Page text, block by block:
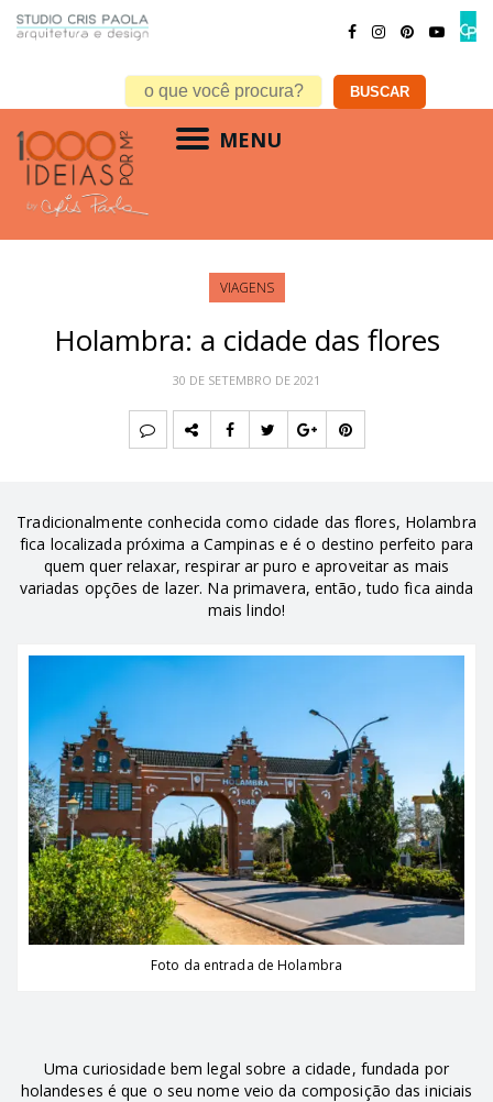
MENU
VIAGENS
Holambra: a cidade das flores
30 DE SETEMBRO DE 2021
Tradicionalmente conhecida como cidade das flores, Holambra
fica localizada próxima a Campinas e é o destino perfeito para
quem quer relaxar, respirar ar puro e aproveitar as mais
variadas opções de lazer. Na primavera, então, tudo fica ainda
mais lindo!
Foto da entrada de Holambra
Uma curiosidade bem legal sobre a cidade, fundada por
holandeses é que o seu nome veio da composição das iniciais